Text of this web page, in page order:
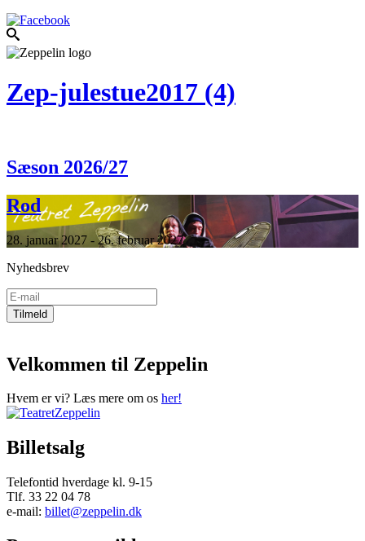
Zep-julestue2017 (4)
Sæson 2026/27
Rod
28. januar 2027 - 26. februar 2027
Nyhedsbrev
Velkommen til Zeppelin
Hvem er vi? Læs mere om os her!
Billetsalg
Telefontid hverdage kl. 9-15
Tlf. 33 22 04 78
e-mail: billet@zeppelin.dk